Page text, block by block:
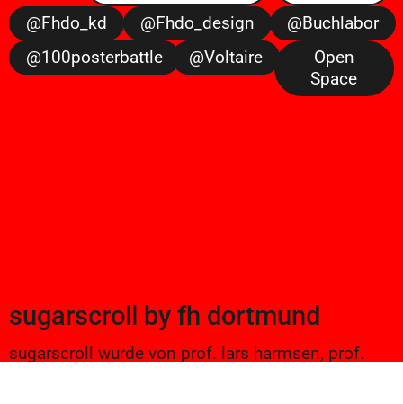
@fhdo_kd
@fhdo_design
@buchlabor
@100posterbattle
@voltaire
Open
Space
sugarscroll by fh dortmund
sugarscroll wurde von prof. lars harmsen, prof.